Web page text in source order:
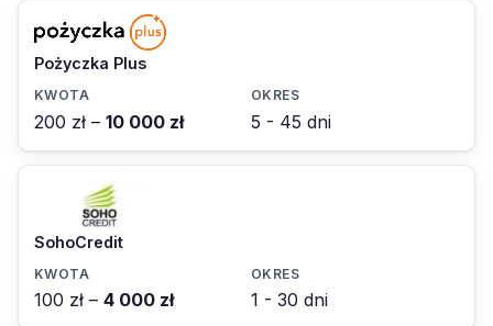
Pożyczka Plus
200 zł – 10 000 zł 5 - 45 dni
SohoCredit
100 zł – 4 000 zł 1 - 30 dni